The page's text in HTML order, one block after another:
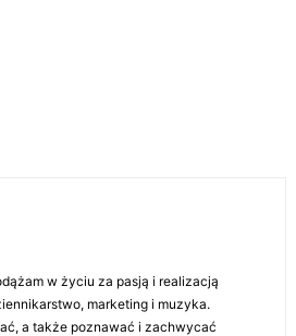
w życiu za pasją i realizacją
marketing i muzyka.
a także poznawać i zachwycać